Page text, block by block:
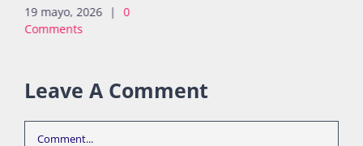
19 mayo, 2026 |
0
Comments
Leave A Comment
Comment